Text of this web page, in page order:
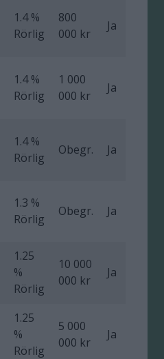
1.4 %
Rörlig
800
000 kr
Ja
1.4 %
Rörlig
1 000
000 kr
Ja
1.4 %
Rörlig
Obegr. Ja
1.3 %
Rörlig
Obegr. Ja
1.25
%
Rörlig
10 000
000 kr
Ja
1.25
%
Rörlig
5 000
000 kr
Ja